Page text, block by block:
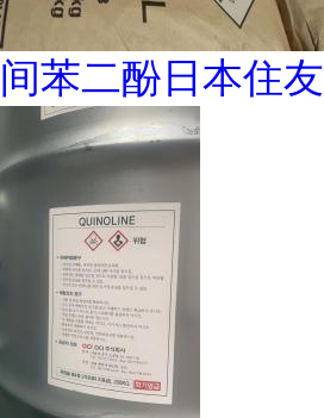
间苯二酚日本住友